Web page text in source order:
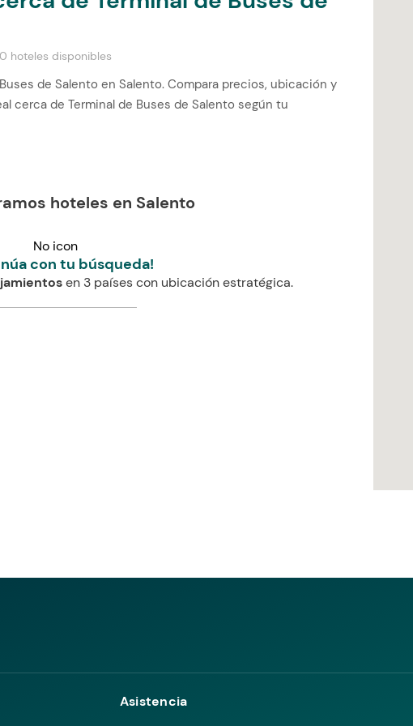
0 hoteles disponibles
de Salento en Salento. Compara precios, ubicación y
cerca de Terminal de Buses de Salento según tu
hoteles en Salento
No icon
con tu búsqueda!
en 3 países con ubicación estratégica.
Asistencia